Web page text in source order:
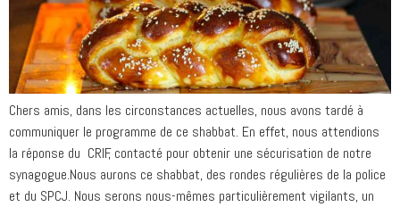
Chers amis, dans les circonstances actuelles, nous avons tardé à
communiquer le programme de ce shabbat. En effet, nous attendions
la réponse du CRIF, contacté pour obtenir une sécurisation de notre
synagogue.Nous aurons ce shabbat, des rondes régulières de la police
et du SPCJ. Nous serons nous-mêmes particulièrement vigilants, un